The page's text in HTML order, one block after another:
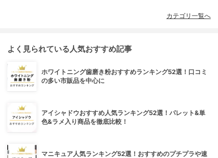
カテゴリ一覧へ
よく見られている人気おすすめ記事
ホワイトニング歯磨き粉おすすめランキング52選！口コミ
の多い市販品を中心に
アイシャドウおすすめ人気ランキング52選！パレット&単
色&ラメ入り商品を徹底比較！
マニキュア人気ランキング52選！おすすめのプチプラや速